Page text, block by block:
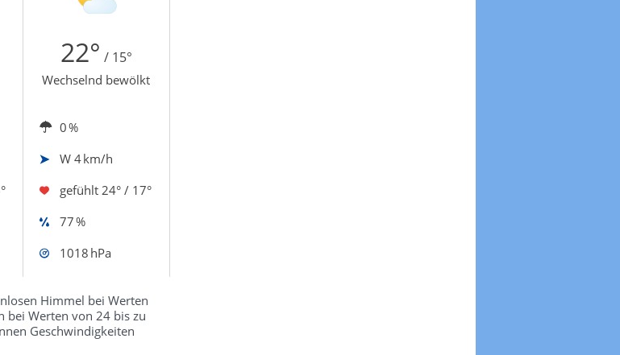
22° / 15°
Wechselnd bewölkt
0 %
W 4 km/h
gefühlt 24° / 17°
77 %
1018 hPa
Himmel bei Werten
bei Werten von 24 bis zu
Geschwindigkeiten